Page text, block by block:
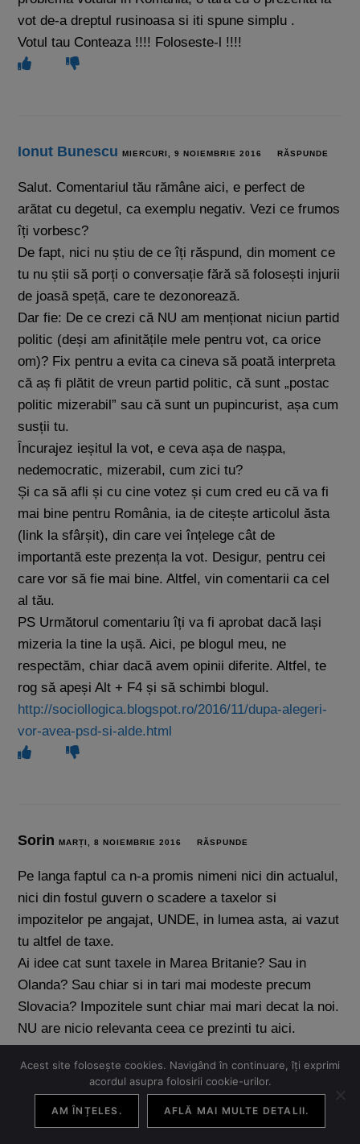
vot de-a dreptul rusinoasa si iti spune simplu .
Votul tau Conteaza !!!! Foloseste-l !!!!
Ionut Bunescu MIERCURI, 9 NOIEMBRIE 2016 RĂSPUNDE
Salut. Comentariul tău rămâne aici, e perfect de
arătat cu degetul, ca exemplu negativ. Vezi ce frumos
îți vorbesc?
De fapt, nici nu știu de ce îți răspund, din moment ce
tu nu știi să porți o conversație fără să folosești injurii
de joasă speță, care te dezonorează.
Dar fie: De ce crezi că NU am menționat niciun partid
politic (deși am afinitățile mele pentru vot, ca orice
om)? Fix pentru a evita ca cineva să poată interpreta
că aș fi plătit de vreun partid politic, că sunt „postac
politic mizerabil” sau că sunt un pupincurist, așa cum
susții tu.
Încurajez ieșitul la vot, e ceva așa de nașpa,
nedemocratic, mizerabil, cum zici tu?
Și ca să afli și cu cine votez și cum cred eu că va fi
mai bine pentru România, ia de citește articolul ăsta
(link la sfârșit), din care vei înțelege cât de
importantă este prezența la vot. Desigur, pentru cei
care vor să fie mai bine. Altfel, vin comentarii ca cel
al tău.
PS Următorul comentariu îți va fi aprobat dacă lași
mizeria la tine la ușă. Aici, pe blogul meu, ne
respectăm, chiar dacă avem opinii diferite. Altfel, te
rog să apeși Alt + F4 și să schimbi blogul.
http://sociollogica.blogspot.ro/2016/11/dupa-alegeri-
vor-avea-psd-si-alde.html
SorinMARȚI, 8 NOIEMBRIE 2016 RĂSPUNDE
Pe langa faptul ca n-a promis nimeni nici din actualul,
nici din fostul guvern o scadere a taxelor si
impozitelor pe angajat, UNDE, in lumea asta, ai vazut
tu altfel de taxe.
Ai idee cat sunt taxele in Marea Britanie? Sau in
Olanda? Sau chiar si in tari mai modeste precum
Slovacia? Impozitele sunt chiar mai mari decat la noi.
NU are nicio relevanta ceea ce prezinti tu aici.
Intr-adevar exista motive multe si bune pentru care
trebuie sa iesim la vot, dar acesta nu este unul dintre
ele.
Acest site folosește cookies. Navigând în continuare, îți exprimi
acordul asupra folosirii cookie-urilor.
AM ÎNȚELES. AFLĂ MAI MULTE DETALII.